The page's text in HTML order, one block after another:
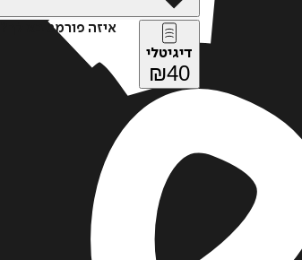
איזה פורמט בא לך?
דיגיטלי
₪40